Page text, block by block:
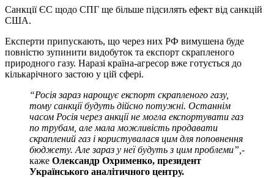
Санкції ЄС щодо СПГ ще більше підсилять ефект від санкцій
США.
Експерти припускають, що через них РФ вимушена буде
повністю зупинити видобуток та експорт скрапленого
природного газу. Наразі країна-агресор вже готується до
кількарічного застою у цій сфері.
“Росія зараз нарощує експорт скрапленого газу,
тому санкції будуть дійсно потужні. Останнім
часом Росія через анкції не могла експортувати газ
по трубам, але мала можливість продавати
скраплений газ і користувалася цим для поповнення
бюджету. Але зараз у неї будуть з цим проблеми”, -
каже Олександр Охрименко, президент
Українського аналітичного центру.